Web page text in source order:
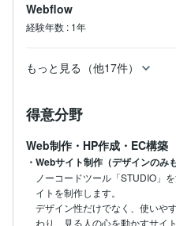
Webflow
経験年数 : 1年
もっと見る（他17件）
得意分野
Web制作・HP作成・EC構築
・Webサイト制作（デザインのみ
ノーコードツール「STUDIO」
イトを制作します。
デザイン性だけでなく、使いや
わり、見る人の心を動かすサイト